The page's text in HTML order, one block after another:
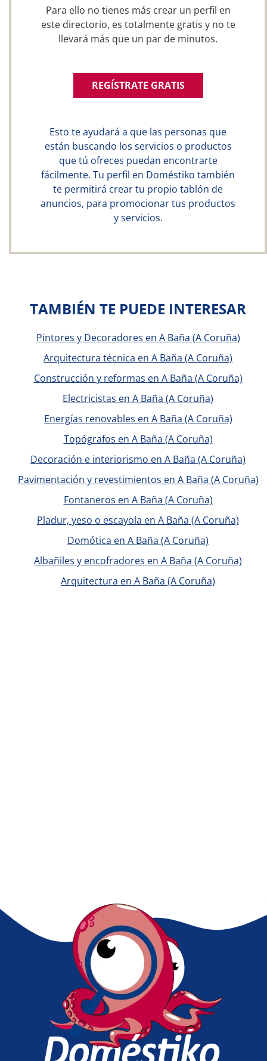
Para ello no tienes más crear un perfil en
este directorio, es totalmente gratis y no te
llevará más que un par de minutos.
REGÍSTRATE GRATIS
Esto te ayudará a que las personas que
están buscando los servicios o productos
que tú ofreces puedan encontrarte
fácilmente. Tu perfil en Doméstiko también
te permitirá crear tu propio tablón de
anuncios, para promocionar tus productos
y servicios.
TAMBIÉN TE PUEDE INTERESAR
Pintores y Decoradores en A Baña (A Coruña)
Arquitectura técnica en A Baña (A Coruña)
Construcción y reformas en A Baña (A Coruña)
Electricistas en A Baña (A Coruña)
Energías renovables en A Baña (A Coruña)
Topógrafos en A Baña (A Coruña)
Decoración e interiorismo en A Baña (A Coruña)
Pavimentación y revestimientos en A Baña (A Coruña)
Fontaneros en A Baña (A Coruña)
Pladur, yeso o escayola en A Baña (A Coruña)
Domótica en A Baña (A Coruña)
Albañiles y encofradores en A Baña (A Coruña)
Arquitectura en A Baña (A Coruña)